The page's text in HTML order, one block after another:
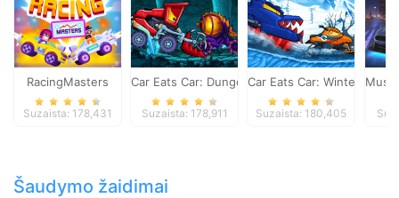
RacingMasters
Suzaista: 178,431
Car Eats Car: Dungeon Adventure
Suzaista: 178,911
Car Eats Car: Winter
Suzaista: 180,405
Šaudymo žaidimai